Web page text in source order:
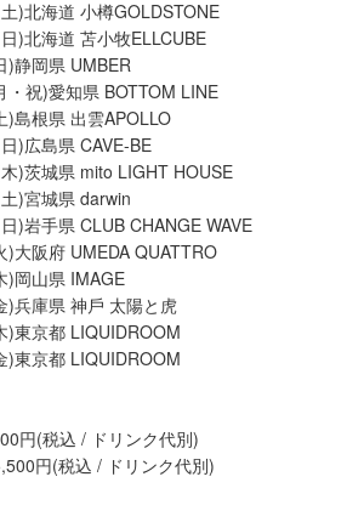
)北海道 ⼩樽GOLDSTONE
)北海道 苫⼩牧ELLCUBE
)静岡県 UMBER
祝)愛知県 BOTTOM LINE
島根県 出雲APOLLO
)広島県 CAVE-BE
)茨城県 mito LIGHT HOUSE
)宮城県 darwin
)岩手県 CLUB CHANGE WAVE
大阪府 UMEDA QUATTRO
)岡山県 IMAGE
)兵庫県 神⼾ 太陽と⻁
)東京都 LIQUIDROOM
)東京都 LIQUIDROOM
円(税込 / ドリンク代別)
円(税込 / ドリンク代別)